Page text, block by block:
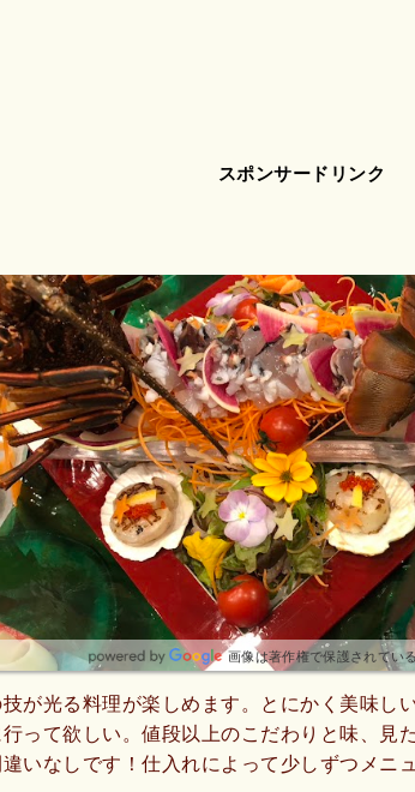
スポンサードリンク
画像は著作権で保護されてい
が光る料理が楽しめます。とにかく美味し
って欲しい。値段以上のこだわりと味、見
違いなしです！仕入れによって少しずつメニ